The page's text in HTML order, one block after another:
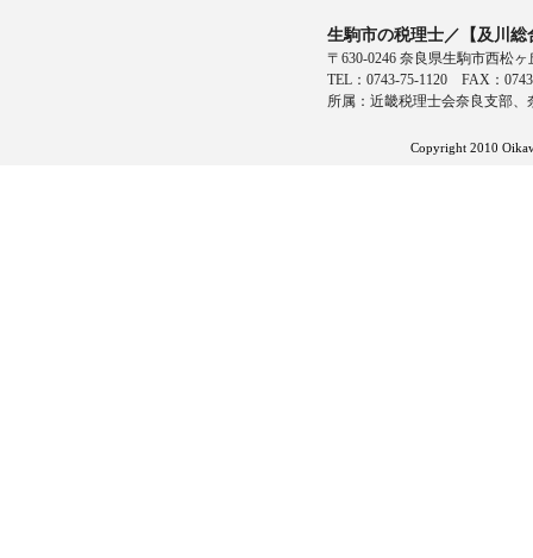
生駒市の税理士／【及川
〒630-0246 奈良県生駒市西松
TEL：0743-75-1120 FAX：
所属：近畿税理士会奈良支部
Copyright 2010